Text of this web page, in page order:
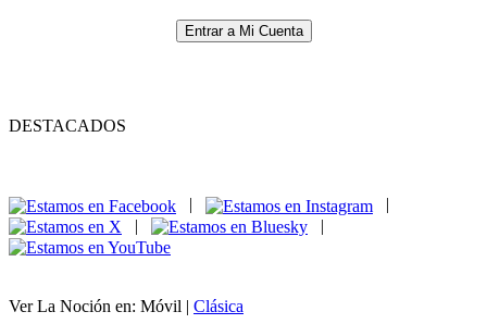
Entrar a Mi Cuenta
DESTACADOS
|
|
Ver La Noción en: Móvil | Clásica